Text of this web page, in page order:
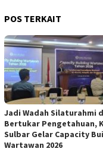
POS TERKAIT
Jadi Wadah Silaturahmi
Bertukar Pengetahuan,
Sulbar Gelar Capacity
Wartawan 2026